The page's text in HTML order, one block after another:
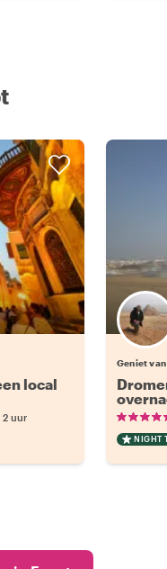
local
2 uur
Geniet
vanuit
NIGHT